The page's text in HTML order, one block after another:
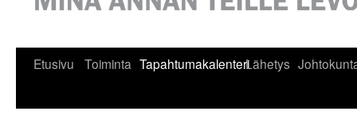
Etusivu Toiminta TapahtumakalenteriLähetys